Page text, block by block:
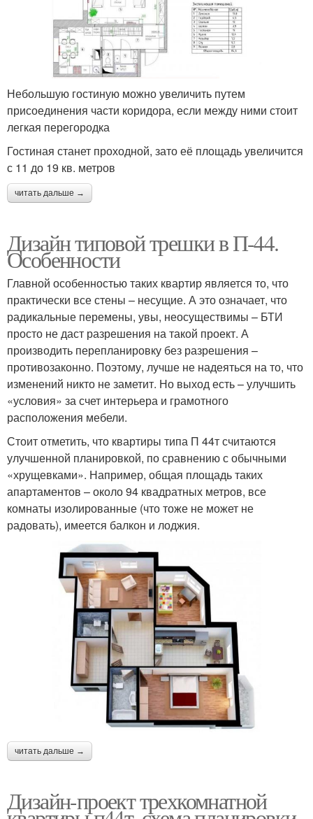
Небольшую гостиную можно увеличить путем
присоединения части коридора, если между ними стоит
легкая перегородка
Гостиная станет проходной, зато её площадь увеличится
с 11 до 19 кв. метров
читать дальше →
Дизайн типовой трешки в П-44.
Особенности
Главной особенностью таких квартир является то, что
практически все стены – несущие. А это означает, что
радикальные перемены, увы, неосуществимы – БТИ
просто не даст разрешения на такой проект. А
производить перепланировку без разрешения –
противозаконно. Поэтому, лучше не надеяться на то, что
изменений никто не заметит. Но выход есть – улучшить
«условия» за счет интерьера и грамотного
расположения мебели.
Стоит отметить, что квартиры типа П 44т считаются
улучшенной планировкой, по сравнению с обычными
«хрущевками». Например, общая площадь таких
апартаментов – около 94 квадратных метров, все
комнаты изолированные (что тоже не может не
радовать), имеется балкон и лоджия.
читать дальше →
Дизайн-проект трехкомнатной